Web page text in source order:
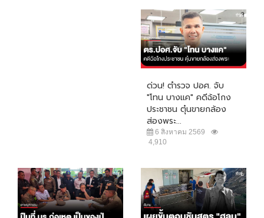
ด่วน! ตำรวจ ปอศ. จับ
"โทน บางแค" คดีฉ้อโกง
ประชาชน ตุ๋นขายกล้อง
ส่องพระ...
6 สิงหาคม 2569
4,910